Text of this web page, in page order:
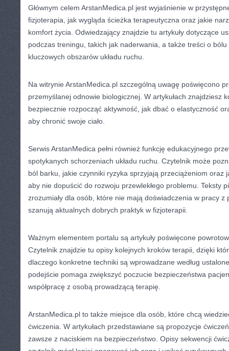
Głównym celem ArstanMedica.pl jest wyjaśnienie w
fizjoterapia, jak wygląda ścieżka terapeutyczna oraz jakie
komfort życia. Odwiedzający znajdzie tu artykuły dotyczące
podczas treningu, takich jak naderwania, a także treści o bólu
kluczowych obszarów układu ruchu.
Na witrynie ArstanMedica.pl szczególną uwagę poświęcono
przemyślanej odnowie biologicznej. W artykułach znajdziesz
bezpiecznie rozpocząć aktywność, jak dbać o elastyczność
aby chronić swoje ciało.
Serwis ArstanMedica pełni również funkcję edukacyjnego
spotykanych schorzeniach układu ruchu. Czytelnik może
ból barku, jakie czynniki ryzyka sprzyjają przeciążeniom oraz
aby nie dopuścić do rozwoju przewlekłego problemu. Teksty
zrozumiały dla osób, które nie mają doświadczenia w pracy
szanują aktualnych dobrych praktyk w fizjoterapii.
Ważnym elementem portalu są artykuły poświęcone
Czytelnik znajdzie tu opisy kolejnych kroków terapii, dzięki
dlaczego konkretne techniki są wprowadzane według
podejście pomaga zwiększyć poczucie bezpieczeństwa
współpracę z osobą prowadzącą terapię.
ArstanMedica.pl to także miejsce dla osób, które chcą
ćwiczenia. W artykułach przedstawiane są propozycje
zawsze z naciskiem na bezpieczeństwo. Opisy sekwencji